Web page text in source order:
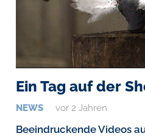
Ein Tag auf der
NEWS vor 2 Jahren
Beeindruckende Videos